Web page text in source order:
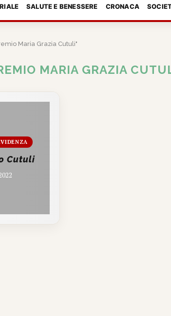
SALUTE E BENESSERE CRONACA
Maria Grazia Cutuli"
MARIA GRAZIA
Cutuli